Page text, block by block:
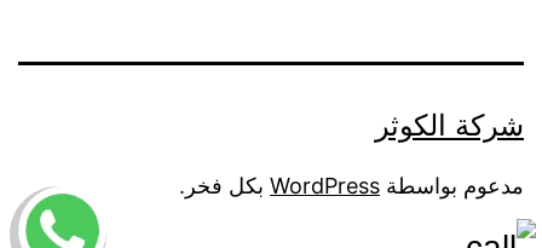
شركة الكوثر
مدعوم بواسطة WordPress بكل فخر.